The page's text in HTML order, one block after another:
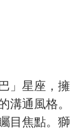
」星座，擁
溝通風格。
目焦點。獅